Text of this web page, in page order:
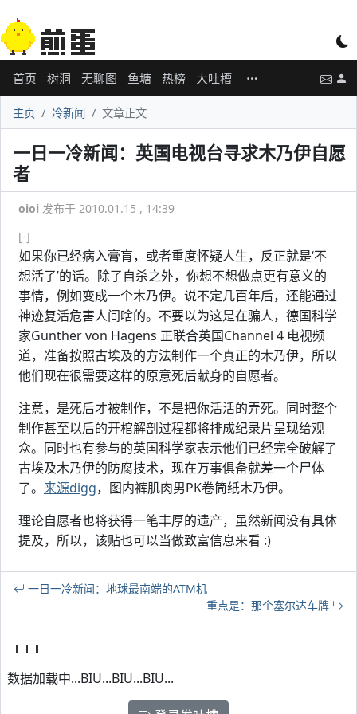
首页 树洞 无聊图 鱼塘 热榜 大吐槽
主页 冷新闻 文章正文
一日一冷新闻：英国电视台寻求木乃伊自愿
者
oioi 发布于 2010.01.15 , 14:39
[-]
如果你已经病入膏肓，或者重度怀疑人生，反正就是‘不
想活了’的话。除了自杀之外，你想不想做点更有意义的
事情，例如变成一个木乃伊。说不定几百年后，还能通过
神迹复活危害人间啥的。不要以为这是在骗人，德国科学
家Gunther von Hagens 正联合英国Channel 4 电视频
道，准备按照古埃及的方法制作一个真正的木乃伊，所以
他们现在很需要这样的原意死后献身的自愿者。
注意，是死后才被制作，不是把你活活的弄死。同时整个
制作甚至以后的开棺解剖过程都将排成纪录片呈现给观
众。同时也有参与的英国科学家表示他们已经完全破解了
古埃及木乃伊的防腐技术，现在万事俱备就差一个尸体
了。 来源digg，图内裤肌肉男PK卷筒纸木乃伊。
理论自愿者也将获得一笔丰厚的遗产，虽然新闻没有具体
提及，所以，该贴也可以当做致富信息来看 :)
一日一冷新闻：地球最南端的ATM机
重点是：那个塞尔达车牌
数据加载中...BIU...BIU...BIU...